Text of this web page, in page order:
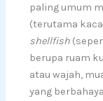
paling umum
(terutama
shellfish
berupa ruam
atau wajah,
yang